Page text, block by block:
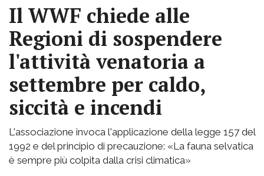
Il WWF chiede alle
Regioni di sospendere
l'attività venatoria a
settembre per caldo,
siccità e incendi
L'associazione invoca l'applicazione della legge 157 del
1992 e del principio di precauzione: «La fauna selvatica
è sempre più colpita dalla crisi climatica»